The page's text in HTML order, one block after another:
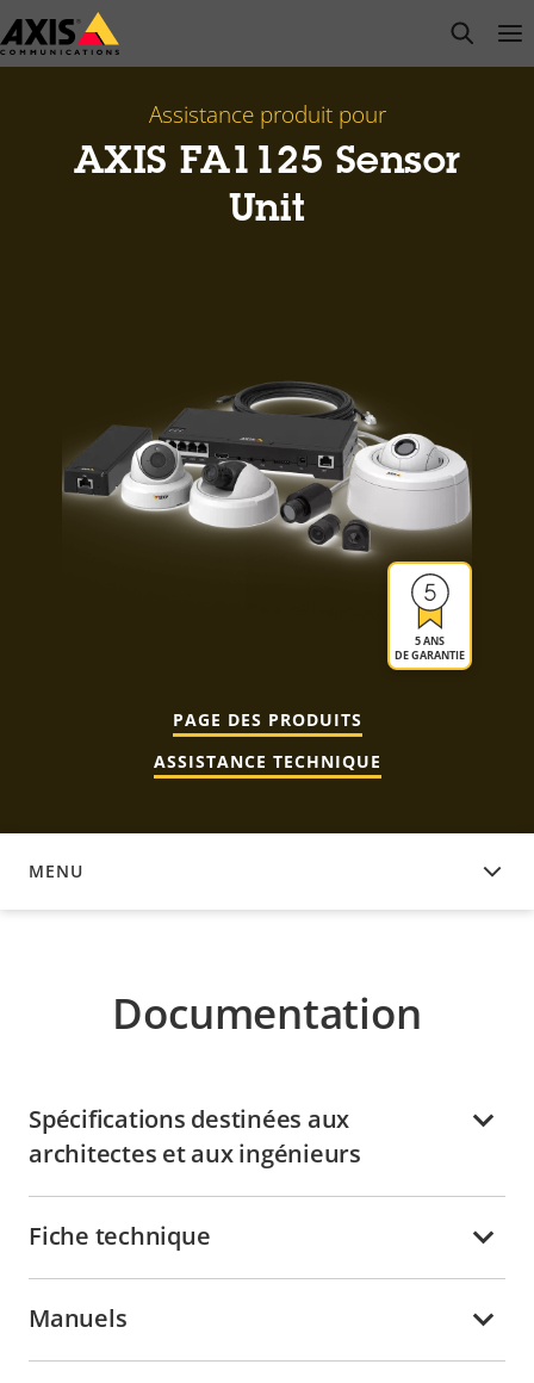
Passer
au
open
Assistance produit pour
AXIS FA1125 Sensor
Unit
5 ANS
DE GARANTIE
PAGE DES PRODUITS
ASSISTANCE TECHNIQUE
MENU
DOCUMENTATION
Documentation
Spécifications destinées aux
architectes et aux ingénieurs
Fiche technique
Manuels